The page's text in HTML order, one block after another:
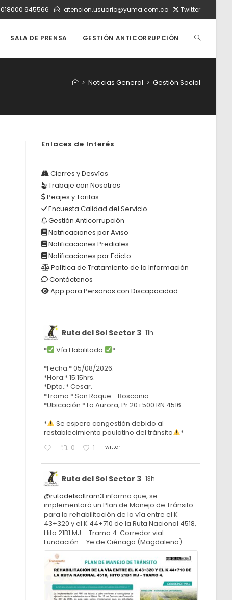
018000 945566 atencion.usuario@yuma.com.co Twitter
SALA DE PRENSA GESTIÓN ANTICORRUPCIÓN ALTERNAR
DE
> Noticias General > Gestión Social
Enlaces de Interés
Cierres y Desvíos
Trabaje con Nosotros
Peajes y Tarifas
Encuesta Calidad del Servicio
Gestión Anticorrupción
Notificaciones por Aviso
Notificaciones Prediales
Notificaciones por Edicto
Política de Tratamiento de la Información
Contáctenos
App para Personas con Discapacidad
Ruta del Sol Sector 3 11h
* Vía Habilitada
*
*Fecha:* 05/08/2026.
*Hora:* 15:15hrs.
*Dpto.:* Cesar.
*Tramo:* San Roque - Bosconia.
*Ubicación:* La Aurora, Pr 20+500 RN 4516.
*
Se espera congestión debido al
restablecimiento paulatino del tránsito
*
0 1 Twitter
Ruta del Sol Sector 3 13h
@rutadelsoltram3 informa que, se
implementará un Plan de Manejo de Tránsito
para la rehabilitación de la vía entre el K
43+320 y el K 44+710 de la Ruta Nacional 4518,
Hito 21B1 MJ – Tramo 4. Corredor vial
Fundación – Ye de Ciénaga (Magdalena).